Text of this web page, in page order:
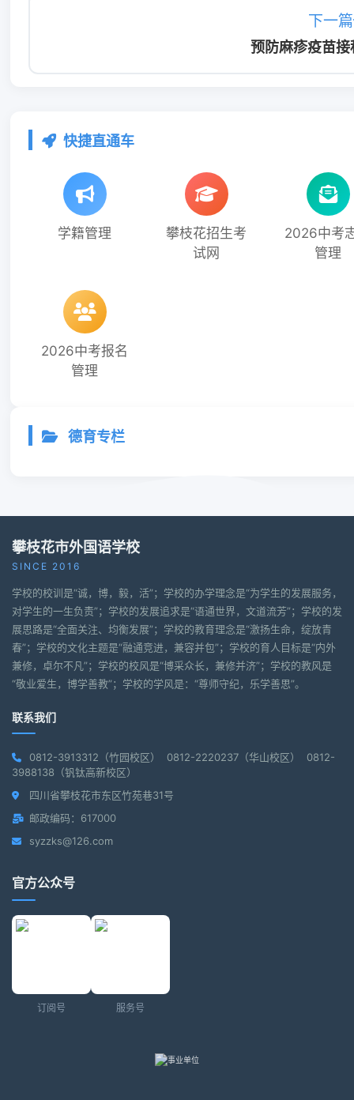
快捷直通车
学籍管理
攀枝花招生考
试网
2026中考
管理
2026中考报名
管理
德育专栏
下一篇
预防麻疹疫苗接
攀枝花市外国语学校
SINCE 2016
学校的校训是“诚，博，毅，活”；学校的办学理念是“为学生的发展服务，
对学生的一生负责”；学校的发展追求是“语通世界，文道流芳”；学校的发
展思路是“全面关注、均衡发展”；学校的教育理念是“激扬生命，绽放青
春”；学校的文化主题是“融通竞进，兼容并包”；学校的育人目标是“内外
兼修，卓尔不凡”；学校的校风是“博采众长，兼修并济”；学校的教风是
“敬业爱生，博学善教”；学校的学风是：“尊师守纪，乐学善思”。
联系我们
0812-3913312（竹园校区） 0812-2220237（华山校区） 0812-
3988138（钒钛高新校区）
四川省攀枝花市东区竹苑巷31号
邮政编码：617000
syzzks@126.com
官方公众号
订阅号 服务号